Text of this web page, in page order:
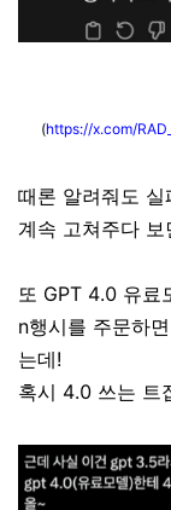
(https://x.com/
때론 알려줘도
계속 고쳐주다 보
또 GPT 4.0 유료
n행시를 주문하
는데!
혹시 4.0 쓰는 트